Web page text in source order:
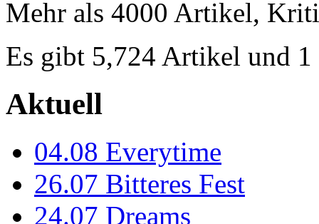
Mehr als 4000 Artikel,
Es gibt 5,724 Artikel und 1
Aktuell
04.08 Everytime
26.07 Bitteres Fest
24.07 Dreams